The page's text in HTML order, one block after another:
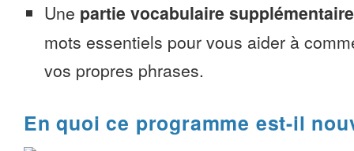
Une partie vocabulaire supplémentaire
mots essentiels pour vous aider à
vos propres phrases.
En quoi ce programme est-il